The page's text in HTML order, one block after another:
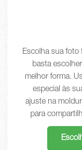
Escolha sua foto
basta
melhor forma.
especial às
ajuste na
para